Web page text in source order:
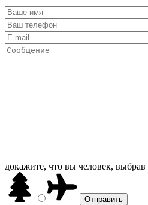
докажите, что вы человек, выбрав